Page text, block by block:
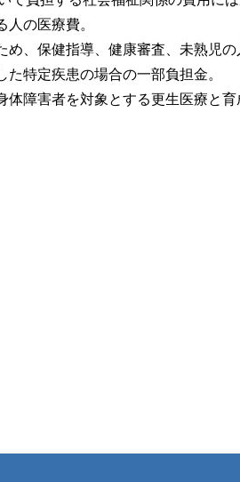
人の医療費。
め、保健指導、健康審査、未熟児の
特定疾患の場合の一部負担金。
体障害者を対象とする更生医療と育